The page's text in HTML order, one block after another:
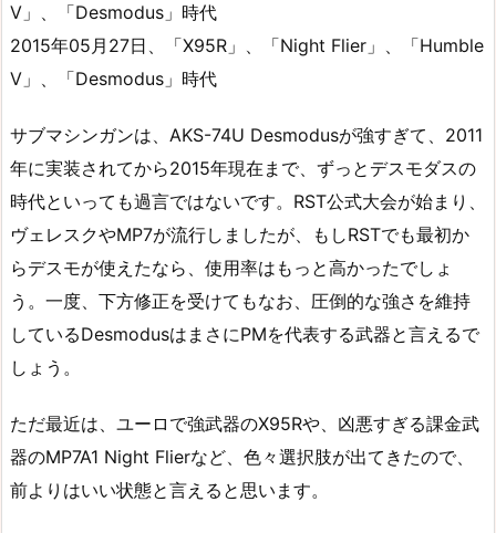
V」、「Desmodus」時代
2015年05月27日、「X95R」、「Night Flier」、「Humble
V」、「Desmodus」時代
サブマシンガンは、AKS-74U Desmodusが強すぎて、2011
年に実装されてから2015年現在まで、ずっとデスモダスの
時代といっても過言ではないです。RST公式大会が始まり、
ヴェレスクやMP7が流行しましたが、もしRSTでも最初か
らデスモが使えたなら、使用率はもっと高かったでしょ
う。一度、下方修正を受けてもなお、圧倒的な強さを維持
しているDesmodusはまさにPMを代表する武器と言えるで
しょう。
ただ最近は、ユーロで強武器のX95Rや、凶悪すぎる課金武
器のMP7A1 Night Flierなど、色々選択肢が出てきたので、
前よりはいい状態と言えると思います。